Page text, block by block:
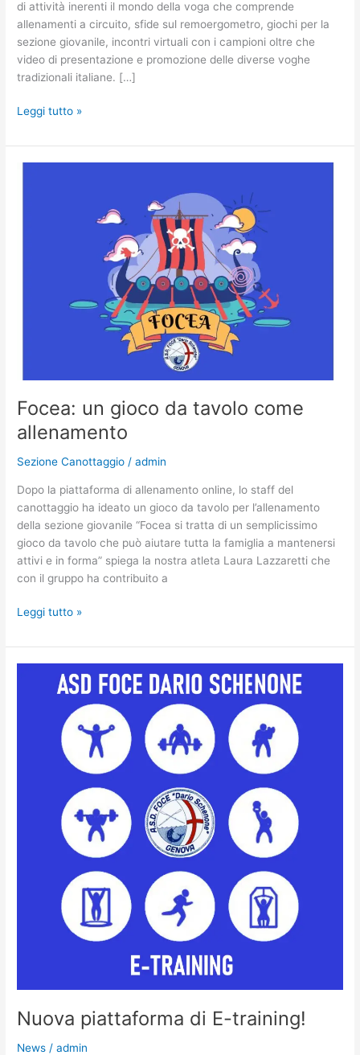
di attività inerenti il mondo della voga che comprende
allenamenti a circuito, sfide sul remoergometro, giochi per la
sezione giovanile, incontri virtuali con i campioni oltre che
video di presentazione e promozione delle diverse voghe
tradizionali italiane. […]
Leggi tutto »
Focea: un gioco da tavolo come
allenamento
Sezione Canottaggio /admin
Dopo la piattaforma di allenamento online, lo staff del
canottaggio ha ideato un gioco da tavolo per l’allenamento
della sezione giovanile “Focea si tratta di un semplicissimo
gioco da tavolo che può aiutare tutta la famiglia a mantenersi
attivi e in forma” spiega la nostra atleta Laura Lazzaretti che
con il gruppo ha contribuito a
Leggi tutto »
Nuova piattaforma di E-training!
News /admin
piattaforma